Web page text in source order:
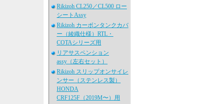
Rikizoh CL250／CL500 ロー
シートAssy
Rikizoh カーボンタンクカバ
ー（綾織仕様）RTL・
COTAシリーズ用
リアサスペンション
assy（左右セット）
Rikizoh スリップオンサイレ
ンサー（ステンレス製）
HONDA
CRF125F（2019M〜）用